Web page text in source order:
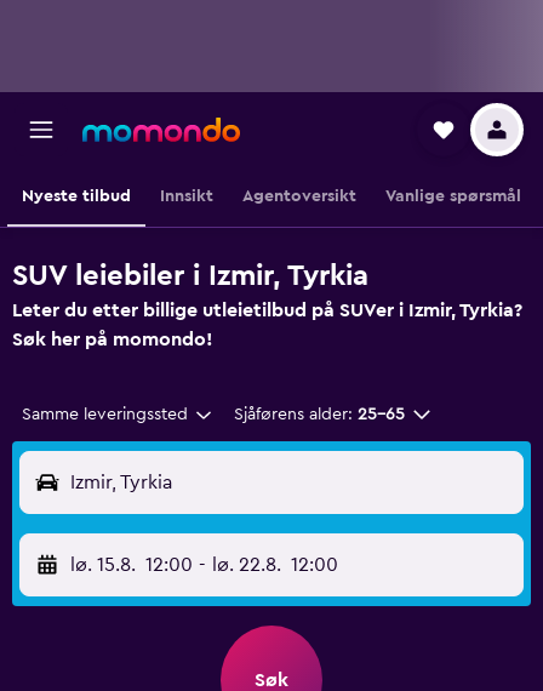
Nyeste tilbud Innsikt Agentoversikt Vanlige spørsmål
SUV leiebiler i Izmir, Tyrkia
Leter du etter billige utleietilbud på SUVer i Izmir, Tyrkia?
Søk her på momondo!
Samme leveringssted Sjåførens alder: 25–65
Izmir, Tyrkia
lø. 15.8. 12:00 - lø. 22.8. 12:00
Søk